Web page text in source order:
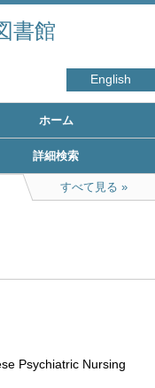
書館
English
ホーム
詳細検索
すべて見る
Psychiatric Nursing